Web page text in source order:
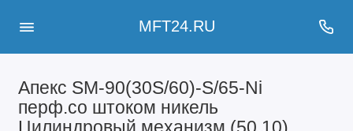
MFT24.RU
Апекс SM-90(30S/60)-S/65-Ni
перф.со штоком никель